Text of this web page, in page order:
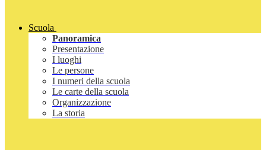
Scuola
Panoramica
Presentazione
I luoghi
Le persone
I numeri della scuola
Le carte della scuola
Organizzazione
La storia